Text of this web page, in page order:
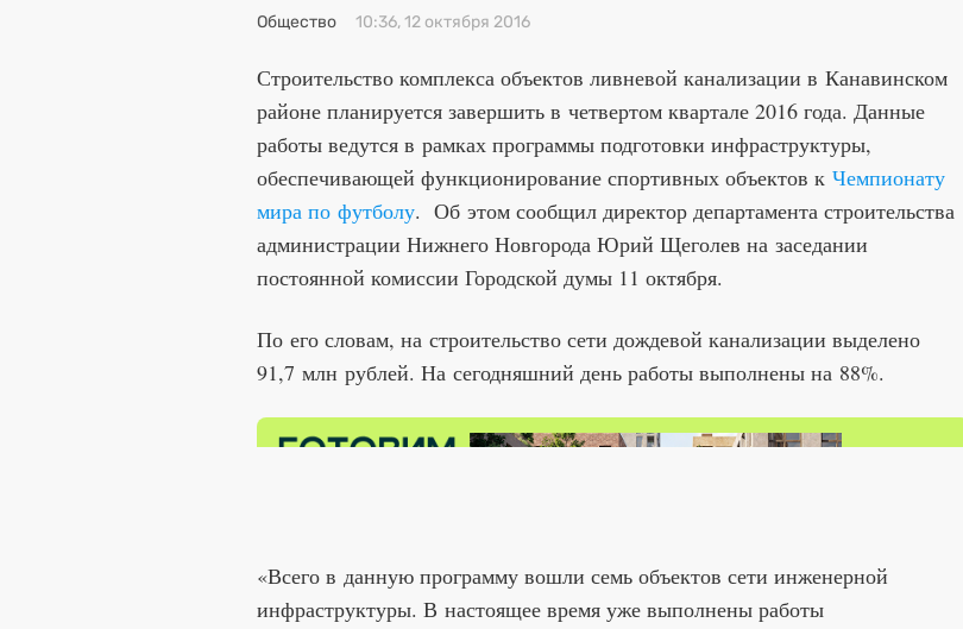
Общество 10:36, 12 октября 2016
Строительство комплекса объектов ливневой канализации в Канавинском
районе планируется завершить в четвертом квартале 2016 года. Данные
работы ведутся в рамках программы подготовки инфраструктуры,
обеспечивающей функционирование спортивных объектов к Чемпионату
мира по футболу. Об этом сообщил директор департамента строительства
администрации Нижнего Новгорода Юрий Щеголев на заседании
постоянной комиссии Городской думы 11 октября.
По его словам, на строительство сети дождевой канализации выделено
91,7 млн рублей. На сегодняшний день работы выполнены на 88%.
«Всего в данную программу вошли семь объектов сети инженерной
инфраструктуры. В настоящее время уже выполнены работы